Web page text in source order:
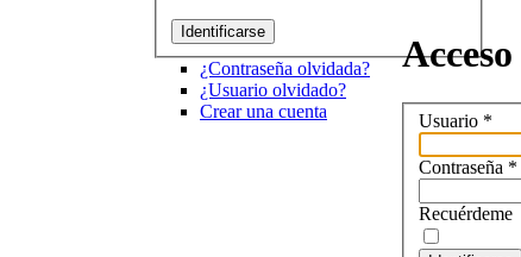
¿Contraseña olvidada?
¿Usuario olvidado?
Crear una cuenta
Acceso
Usuario *
Contraseña *
Recuérdeme